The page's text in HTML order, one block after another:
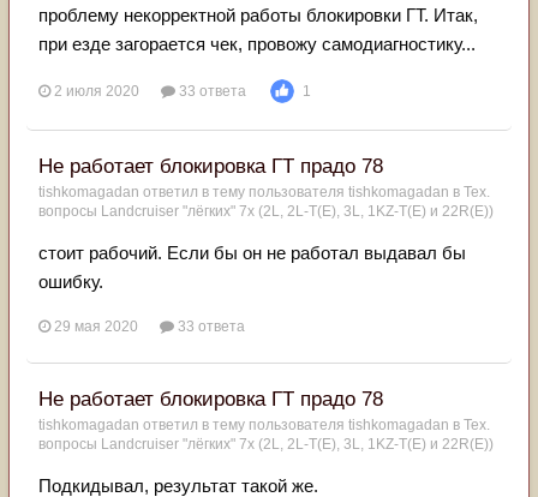
проблему некорректной работы блокировки ГТ. Итак,
при езде загорается чек, провожу самодиагностику...
2 июля 2020 33 ответа 1
Не работает блокировка ГТ прадо 78
tishkomagadan ответил в тему пользователя tishkomagadan в Тех.
вопросы Landcruiser "лёгких" 7x (2L, 2L-T(Е), 3L, 1KZ-T(E) и 22R(Е))
стоит рабочий. Если бы он не работал выдавал бы
ошибку.
29 мая 2020 33 ответа
Не работает блокировка ГТ прадо 78
tishkomagadan ответил в тему пользователя tishkomagadan в Тех.
вопросы Landcruiser "лёгких" 7x (2L, 2L-T(Е), 3L, 1KZ-T(E) и 22R(Е))
Подкидывал, результат такой же.